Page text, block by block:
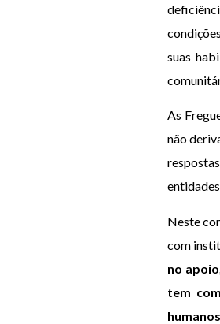
suas
As
não
Neste
com
no
tem